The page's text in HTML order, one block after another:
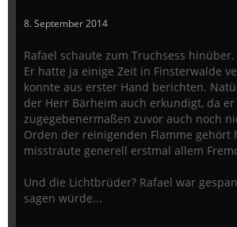
8. September 2014
Rafael schaute zum Truchsess hinüber.
Er hatte ja einige Zeit in Finsterwalde
konnte aus erster Hand berichten.
der Herr Bärheim auch erkundigt, da er
zugegebenermaßen zuvor auch noch
Orden der reinigenden Flamme
misstraute generell erstmal allem
Und die Lichtbrüder? Rafael war
sagen würde...